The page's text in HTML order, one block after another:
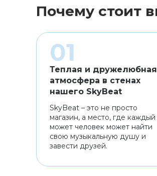
Почему стоит
Теплая и дружелюбная
атмосфера в стенах
нашего SkyBeat
SkyBeat – это не просто
магазин, а место, где каждый
может человек может найти
свою музыкальную душу и
завести друзей.